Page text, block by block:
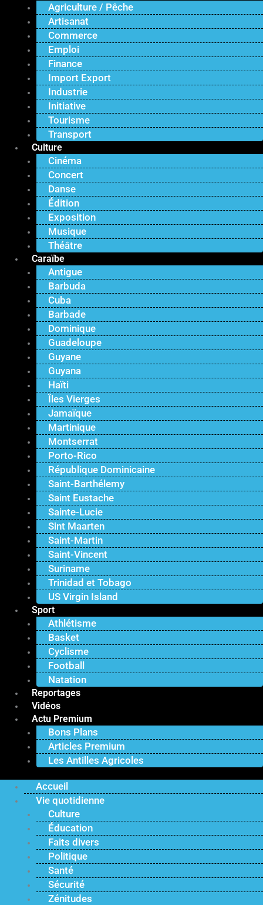
Agriculture / Pêche
Artisanat
Commerce
Emploi
Finance
Import Export
Industrie
Initiative
Tourisme
Transport
Culture
Cinéma
Concert
Danse
Édition
Exposition
Musique
Théâtre
Caraïbe
Antigue
Barbuda
Cuba
Barbade
Dominique
Guadeloupe
Guyane
Guyana
Haïti
Îles Vierges
Jamaïque
Martinique
Montserrat
Porto-Rico
République Dominicaine
Saint-Barthélemy
Saint Eustache
Sainte-Lucie
Sint Maarten
Saint-Martin
Saint-Vincent
Suriname
Trinidad et Tobago
US Virgin Island
Sport
Athlétisme
Basket
Cyclisme
Football
Natation
Reportages
Vidéos
Actu Premium
Bons Plans
Articles Premium
Les Antilles Agricoles
Accueil
Vie quotidienne
Culture
Éducation
Faits divers
Politique
Santé
Sécurité
Zénitudes